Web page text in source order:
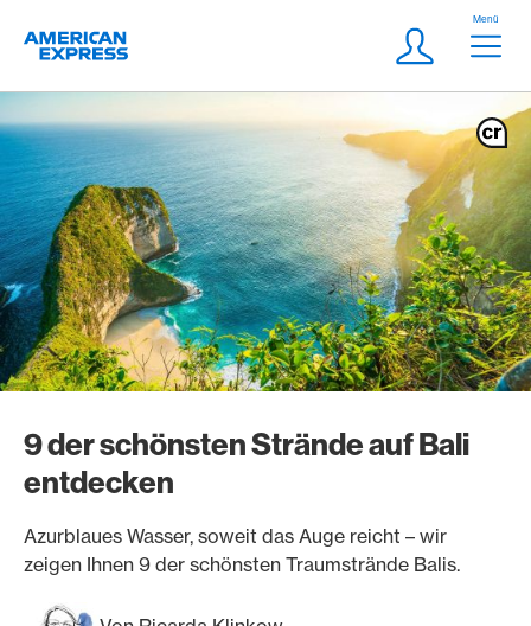
Logo
Meta
Login
Menü
9 der schönsten Strände auf Bali
entdecken
Azurblaues Wasser, soweit das Auge reicht – wir
zeigen Ihnen 9 der schönsten Traumstrände Balis.